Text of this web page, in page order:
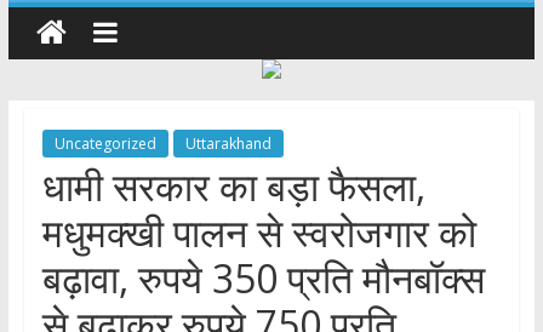
एमडीडीए बोर्ड बैठक, देहरादून और मसूरी के विकास के लिए 25 बड़े प्रस्तावों को मिली
हरी झंडी
Uncategorized Uttarakhand
धामी सरकार का बड़ा फैसला,
मधुमक्खी पालन से स्वरोजगार को
बढ़ावा, रुपये 350 प्रति मौनबॉक्स